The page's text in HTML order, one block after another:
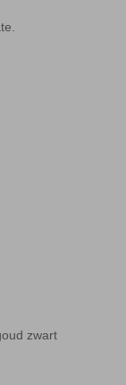
zwart